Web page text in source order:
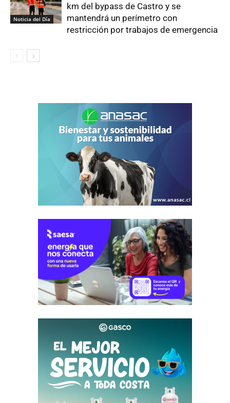
Noticia del Día
km del bypass de Castro y se
mantendrá un perímetro con
restricción por trabajos de emergencia